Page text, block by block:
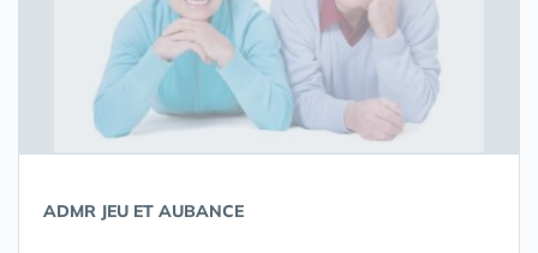
ADMR JEU ET AUBANCE